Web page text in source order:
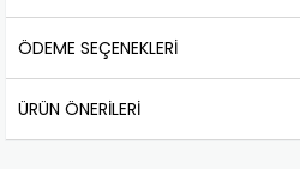
ÖDEME SEÇENEKLERI
ÜRÜN ÖNERILERI